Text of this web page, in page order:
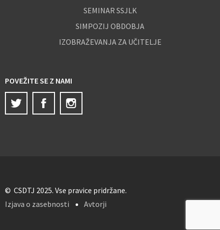
SEMINAR SSJLK
SIMPOZIJ OBDOBJA
IZOBRAŽEVANJA ZA UČITELJE
POVEŽITE SE Z NAMI
Twitter
Facebook
© CSDTJ 2025. Vse pravice pridržane.
Izjava o zasebnosti
Avtorji